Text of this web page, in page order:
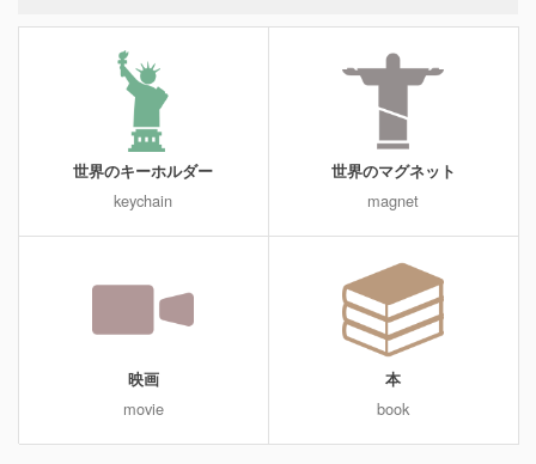
世界のキーホルダー
keychain
世界のマグネット
magnet
映画
movie
本
book